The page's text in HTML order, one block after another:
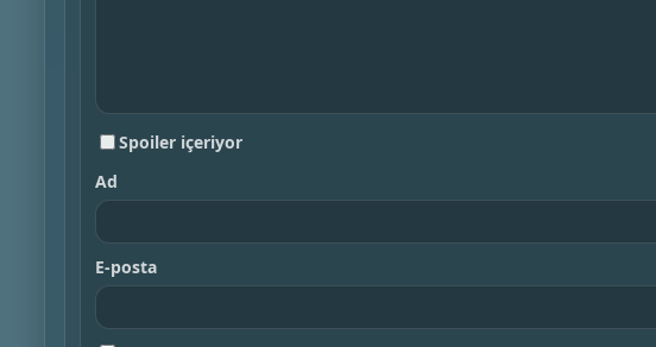
Spoiler içeriyor
Ad
E-posta